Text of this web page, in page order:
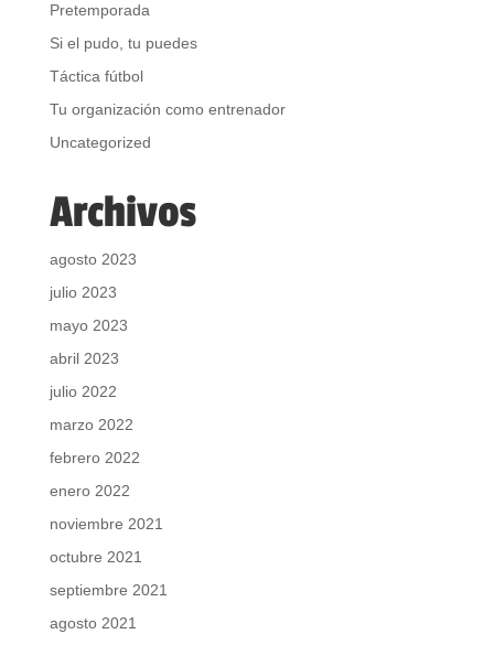
Pretemporada
Si el pudo, tu puedes
Táctica fútbol
Tu organización como entrenador
Uncategorized
Archivos
agosto 2023
julio 2023
mayo 2023
abril 2023
julio 2022
marzo 2022
febrero 2022
enero 2022
noviembre 2021
octubre 2021
septiembre 2021
agosto 2021